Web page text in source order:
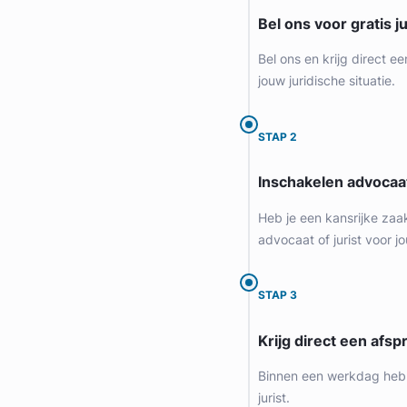
Arbeidsrecht, Bouwrecht, Consumentenrecht &
Bel ons voor gratis
Bel ons en krijg direct
jouw juridische situatie.
STAP 2
Inschakelen
Heb je een kansrijke
advocaat of jurist voor
STAP 3
Krijg direct een
Binnen een werkdag
jurist.